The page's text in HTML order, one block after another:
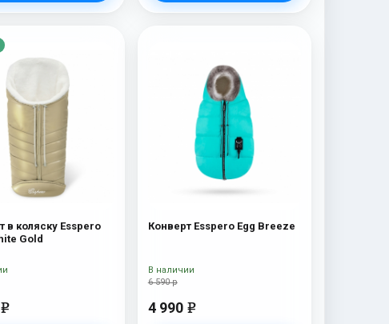
в коляску Esspero
Gold
e
Конверт Esspero Egg Breeze
6 590 р
4 990 e
В наличии